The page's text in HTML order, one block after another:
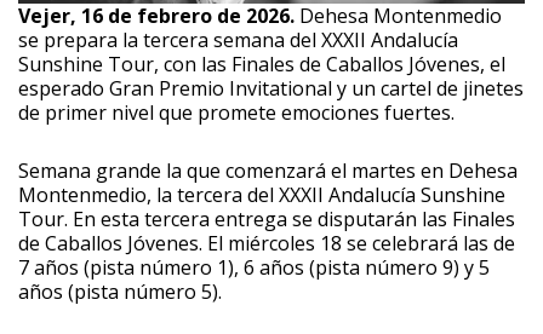
Vejer, 16 de febrero de 2026. Dehesa Montenmedio
se prepara la tercera semana del XXXII Andalucía
Sunshine Tour, con las Finales de Caballos Jóvenes, el
esperado Gran Premio Invitational y un cartel de jinetes
de primer nivel que promete emociones fuertes.
Semana grande la que comenzará el martes en Dehesa
Montenmedio, la tercera del XXXII Andalucía Sunshine
Tour. En esta tercera entrega se disputarán las Finales
de Caballos Jóvenes. El miércoles 18 se celebrará las de
7 años (pista número 1), 6 años (pista número 9) y 5
años (pista número 5).